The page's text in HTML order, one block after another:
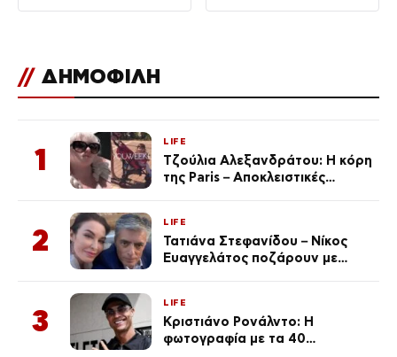
// ΔΗΜΟΦΙΛΗ
1
LIFE
Τζούλια Αλεξανδράτου: Η κόρη
της Paris – Αποκλειστικές
2
LIFE
Τατιάνα Στεφανίδου – Νίκος
Ευαγγελάτος ποζάρουν με
3
LIFE
Κριστιάνο Ρονάλντο: Η
φωτογραφία με τα 40